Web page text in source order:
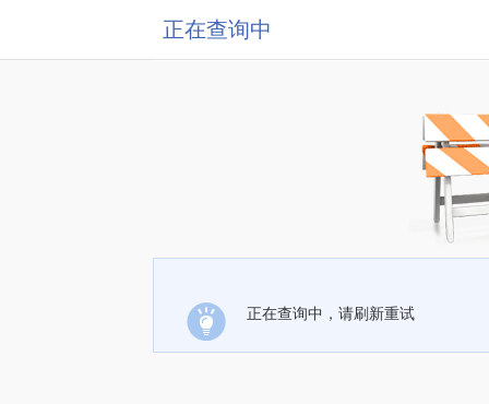
正在查询中
正在查询中，请刷新重试